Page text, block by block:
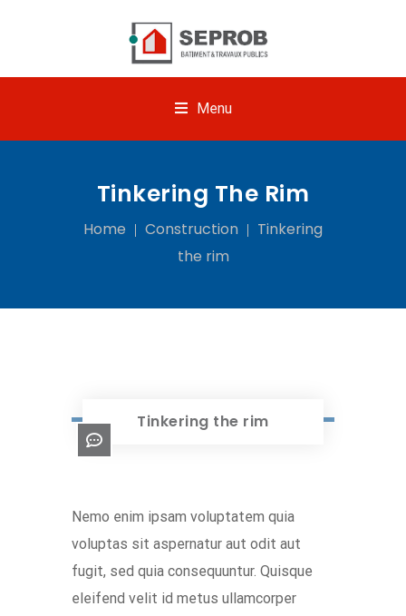
Menu
Tinkering The Rim
Home Construction
Tinkering
the rim
Tinkering the rim
Nemo enim ipsam voluptatem quia
voluptas sit aspernatur aut odit aut
fugit, sed quia consequuntur. Quisque
eleifend velit id metus ullamcorper